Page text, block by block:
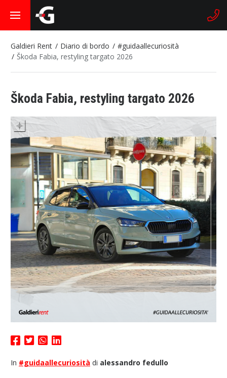
Galdieri Rent Diario di bordo
#guidaallecuriosità
Škoda Fabia, restyling targato 2026
Škoda Fabia, restyling targato 2026
In #guidaallecuriosità di alessandro fedullo